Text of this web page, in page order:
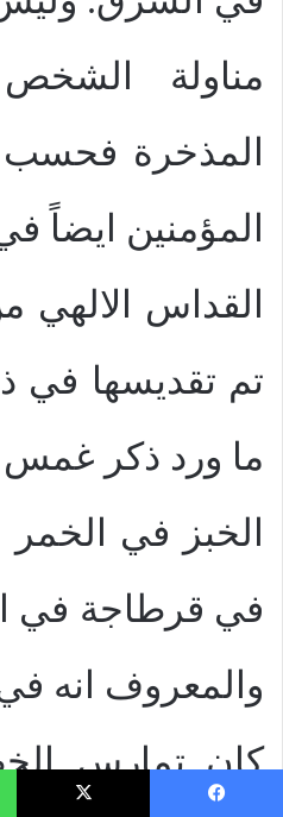
مناولة
المذخرة فحسب
المؤمنين ايضاً
القداس الالهي
تم تقديسها في
ما ورد ذكر غمس
الخبز في
في قرطاجة في
والمعروف انه
كان تمارس